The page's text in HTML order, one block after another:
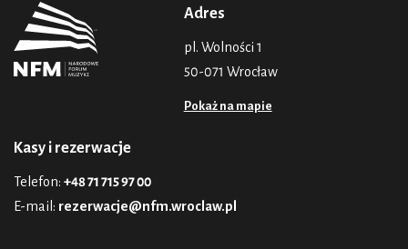
Adres
pl. Wolności 1
50-071 Wrocław
Pokaż na mapie
Kasy i rezerwacje
Telefon: +48 71 715 97 00
E-mail: rezerwacje@nfm.wroclaw.pl